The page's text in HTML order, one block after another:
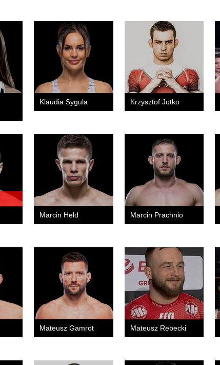
Klaudia Sygula Krzysztof Jotko
Marcin Held Marcin Prachnio
Mateusz Gamrot Mateusz Rebecki